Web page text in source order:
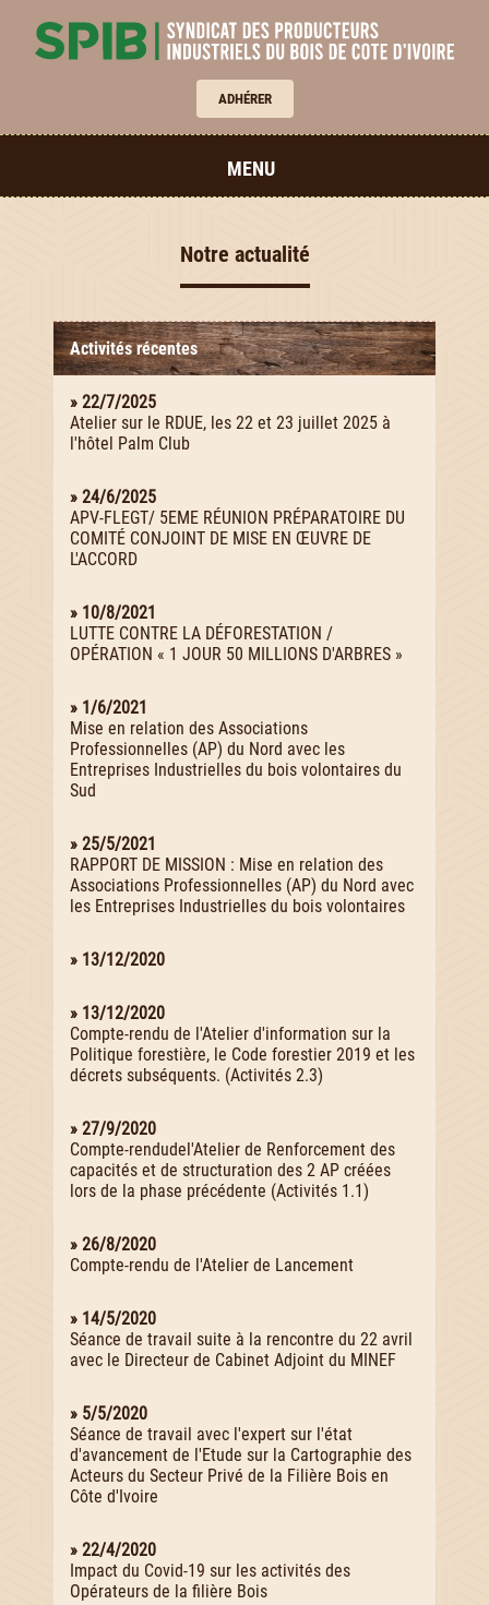
ADHÉRER
MENU
Notre actualité
Activités récentes
» 22/7/2025
Atelier sur le RDUE, les 22 et 23 juillet 2025 à
l'hôtel Palm Club
» 24/6/2025
APV-FLEGT/ 5EME RÉUNION PRÉPARATOIRE DU
COMITÉ CONJOINT DE MISE EN ŒUVRE DE
L'ACCORD
» 10/8/2021
LUTTE CONTRE LA DÉFORESTATION /
OPÉRATION « 1 JOUR 50 MILLIONS D'ARBRES »
» 1/6/2021
Mise en relation des Associations
Professionnelles (AP) du Nord avec les
Entreprises Industrielles du bois volontaires du
Sud
» 25/5/2021
RAPPORT DE MISSION : Mise en relation des
Associations Professionnelles (AP) du Nord avec
les Entreprises Industrielles du bois volontaires
» 13/12/2020
» 13/12/2020
Compte-rendu de l'Atelier d'information sur la
Politique forestière, le Code forestier 2019 et les
décrets subséquents. (Activités 2.3)
» 27/9/2020
Compte-rendudel'Atelier de Renforcement des
capacités et de structuration des 2 AP créées
lors de la phase précédente (Activités 1.1)
» 26/8/2020
Compte-rendu de l'Atelier de Lancement
» 14/5/2020
Séance de travail suite à la rencontre du 22 avril
avec le Directeur de Cabinet Adjoint du MINEF
» 5/5/2020
Séance de travail avec l'expert sur l'état
d'avancement de l'Etude sur la Cartographie des
Acteurs du Secteur Privé de la Filière Bois en
Côte d'Ivoire
» 22/4/2020
Impact du Covid-19 sur les activités des
Opérateurs de la filière Bois